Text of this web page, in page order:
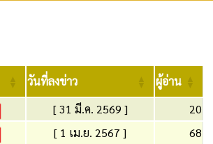
วันที่ลงข่าว
ผู้อ่าน
[ 31 มี.ค. 2569 ]
20
[ 1 เม.ย. 2567 ]
68